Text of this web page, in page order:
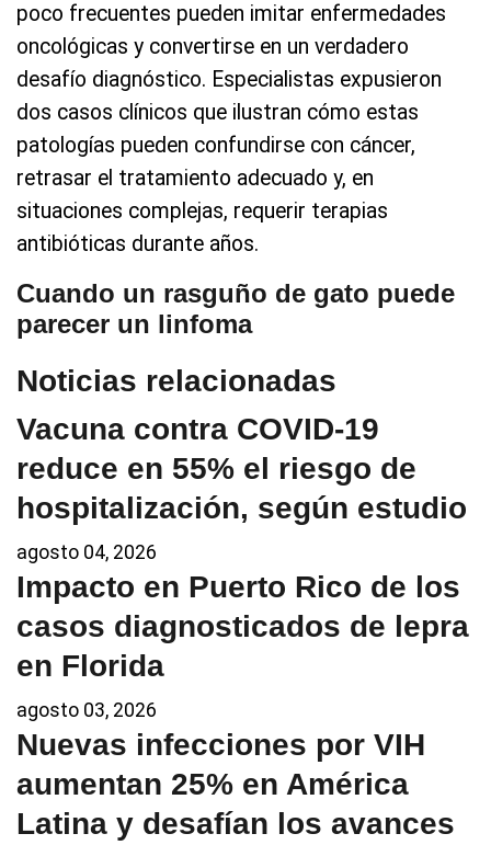
poco frecuentes pueden imitar enfermedades
oncológicas y convertirse en un verdadero
desafío diagnóstico. Especialistas expusieron
dos casos clínicos que ilustran cómo estas
patologías pueden confundirse con cáncer,
retrasar el tratamiento adecuado y, en
situaciones complejas, requerir terapias
antibióticas durante años.
Cuando un rasguño de gato puede
parecer un linfoma
Noticias relacionadas
Vacuna contra COVID-19
reduce en 55% el riesgo de
hospitalización, según estudio
agosto 04, 2026
Impacto en Puerto Rico de los
casos diagnosticados de lepra
en Florida
agosto 03, 2026
Nuevas infecciones por VIH
aumentan 25% en América
Latina y desafían los avances